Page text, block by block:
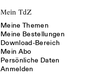
Mein TdZ
Meine Themen
Meine Bestellungen
Download-Bereich
Mein Abo
Persönliche Daten
Anmelden